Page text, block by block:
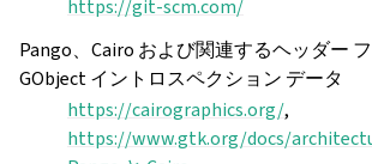
https://git-scm.com/
Pango、Cairo および関連するヘッダー
GObject イントロスペクション データ
https://cairographics.org/,
https://www.gtk.org/docs/